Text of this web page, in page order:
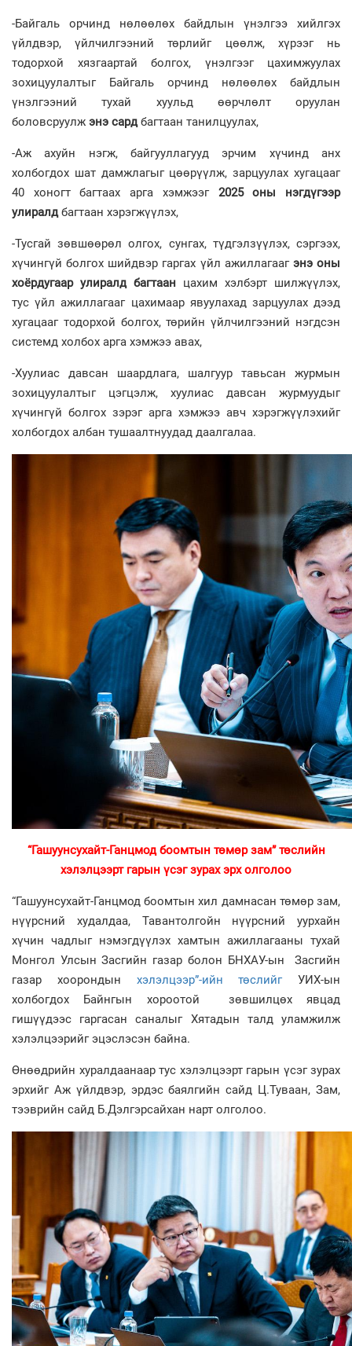
-Байгаль орчинд нөлөөлөх байдлын үнэлгээ хийлгэх
үйлдвэр, үйлчилгээний төрлийг цөөлж, хүрээг нь
тодорхой хязгаартай болгох, үнэлгээг цахимжуулах
зохицуулалтыг Байгаль орчинд нөлөөлөх байдлын
үнэлгээний тухай хуульд өөрчлөлт оруулан
боловсруулж энэ сардбагтаан танилцуулах,
-Аж ахуйн нэгж, байгууллагууд эрчим хүчинд анх
холбогдох шат дамжлагыг цөөрүүлж, зарцуулах хугацааг
40 хоногт багтаах арга хэмжээг 2025 оны нэгдүгээр
улиралдбагтаан хэрэгжүүлэх,
-Тусгай зөвшөөрөл олгох, сунгах, түдгэлзүүлэх, сэргээх,
хүчингүй болгох шийдвэр гаргах үйл ажиллагааг энэ оны
хоёрдугаар улиралд багтаан цахим хэлбэрт шилжүүлэх,
тус үйл ажиллагааг цахимаар явуулахад зарцуулах дээд
хугацааг тодорхой болгох, төрийн үйлчилгээний нэгдсэн
системд холбох арга хэмжээ авах,
-Хуулиас давсан шаардлага, шалгуур тавьсан журмын
зохицуулалтыг цэгцэлж, хуулиас давсан журмуудыг
хүчингүй болгох зэрэг арга хэмжээ авч хэрэгжүүлэхийг
холбогдох албан тушаалтнуудад даалгалаа.
“Гашуунсухайт-Ганцмод боомтын төмөр зам” төслийн
хэлэлцээрт гарын үсэг зурах эрх олголоо
“Гашуунсухайт-Ганцмод боомтын хил дамнасан төмөр зам,
нүүрсний худалдаа, Тавантолгойн нүүрсний уурхайн
хүчин чадлыг нэмэгдүүлэх хамтын ажиллагааны тухай
Монгол Улсын Засгийн газар болон БНХАУ-ын Засгийн
газар хоорондын хэлэлцээр”-ийн төслийгУИХ-ын
холбогдох Байнгын хороотой зөвшилцөх явцад
гишүүдээс гаргасан саналыг Хятадын талд уламжилж
хэлэлцээрийг эцэслэсэн байна.
Өнөөдрийн хуралдаанаар тус хэлэлцээрт гарын үсэг зурах
эрхийг Аж үйлдвэр, эрдэс баялгийн сайд Ц.Туваан, Зам,
тээврийн сайд Б.Дэлгэрсайхан нарт олголоо.